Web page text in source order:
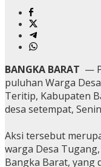
BANGKA BARAT —
puluhan Warga
Teritip, Kabupaten
desa setempat,
Aksi tersebut
warga Desa
Bangka Barat, yang